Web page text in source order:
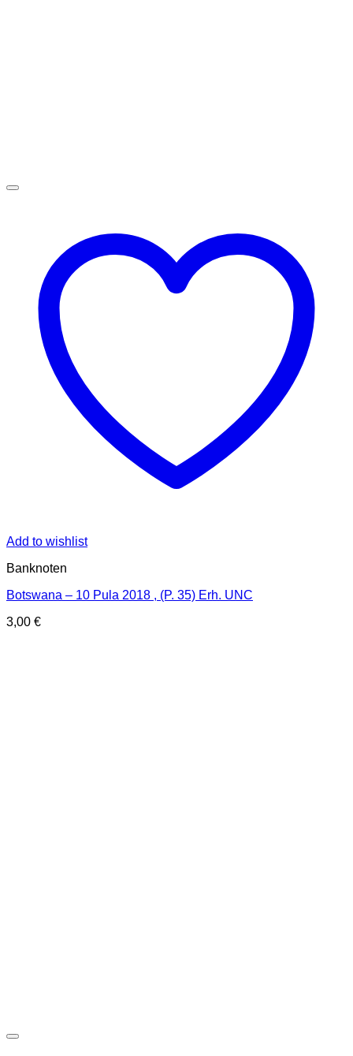
Add to wishlist
Banknoten
Botswana – 10 Pula 2018 , (P. 35) Erh. UNC
3,00 €